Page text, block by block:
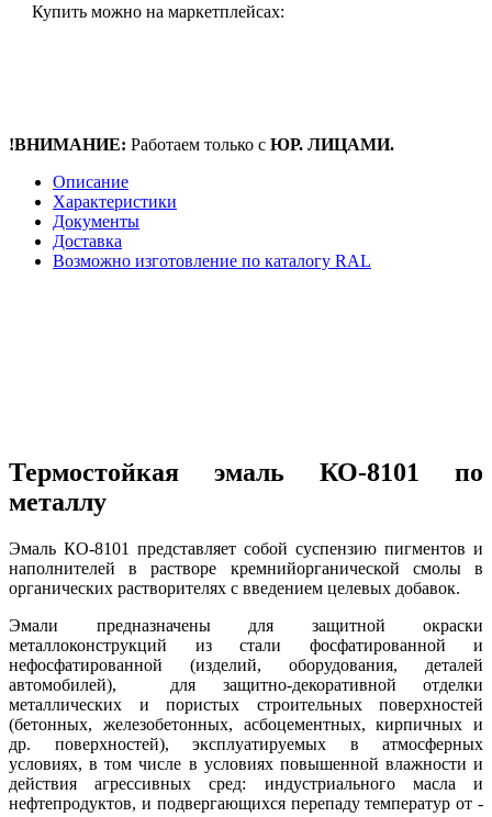
Купить можно на маркетплейсах:
!ВНИМАНИЕ: Работаем только с ЮР. ЛИЦАМИ.
Описание
Характеристики
Документы
Доставка
Возможно изготовление по каталогу RAL
Термостойкая эмаль КО-8101 по
металлу
Эмаль КО-8101 представляет собой суспензию пигментов и
наполнителей в растворе кремнийорганической смолы в
органических растворителях с введением целевых добавок.
Эмали предназначены для защитной окраски
металлоконструкций из стали фосфатированной и
нефосфатированной (изделий, оборудования, деталей
автомобилей), для защитно-декоративной отделки
металлических и пористых строительных поверхностей
(бетонных, железобетонных, асбоцементных, кирпичных и
др. поверхностей), эксплуатируемых в атмосферных
условиях, в том числе в условиях повышенной влажности и
действия агрессивных сред: индустриального масла и
нефтепродуктов, и подвергающихся перепаду температур от -